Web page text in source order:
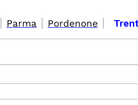
| Parma | Pordenone |